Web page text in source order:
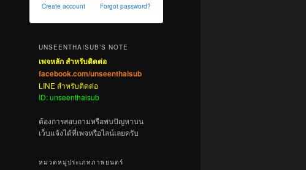
Create account Forgot password?
UNSEENTHAISUB’S NOTE
เพจหลัก สำหรับติดต่อ
facebook.com/unseenthaisub
LINE สำหรับติดต่อ
ID: unseenthaisub
ต้องการสอบถามหรือพบปัญหาบน
เว็บแจ้งได้ที่เพจหรือไลน์เลยครับ
หมวดหมู่ประเภทภาพยนตร์